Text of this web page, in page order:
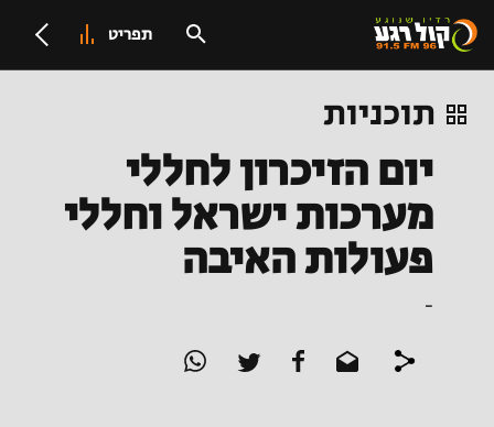
תפריט
תוכניות
יום הזיכרון לחללי
מערכות ישראל וחללי
פעולות האיבה
-